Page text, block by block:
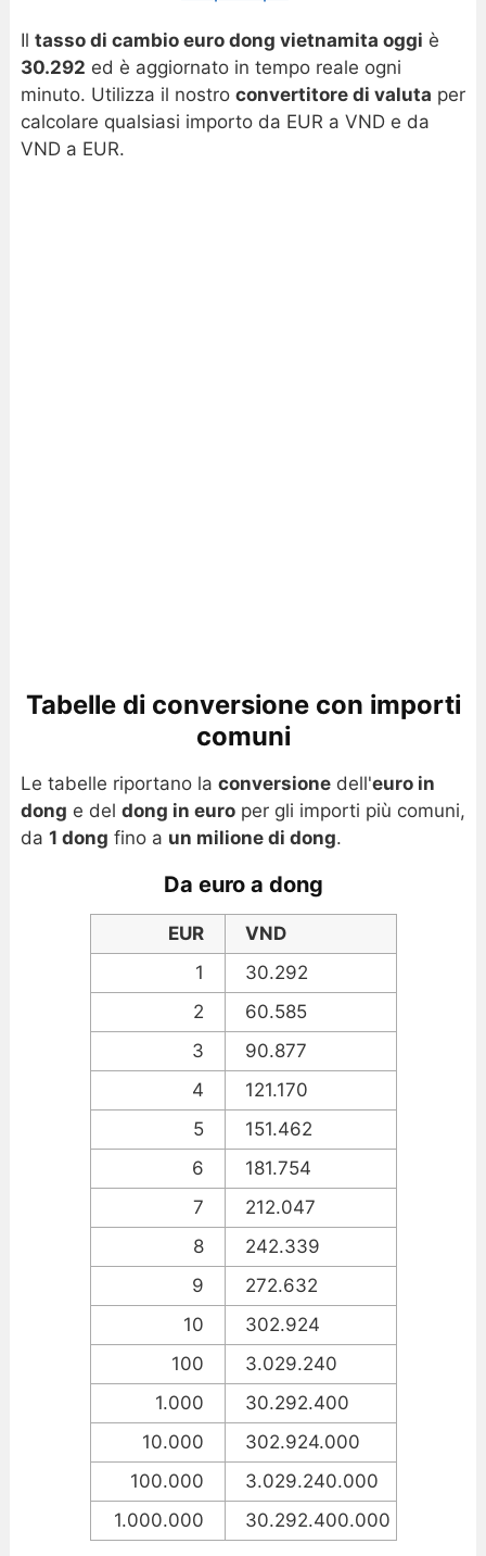
Cambio USD/VND in tempo reale
Grafico euro dong vietnamita
Il tasso di cambio euro dong vietnamita oggi è
30.292 ed è aggiornato in tempo reale ogni
minuto. Utilizza il nostro convertitore di valuta per
calcolare qualsiasi importo da EUR a VND e da
VND a EUR.
Tabelle di conversione con importi
comuni
Le tabelle riportano la conversionedell'euro in
dong e del dong in europer gli importi più comuni,
da 1 dong fino a un milione di dong.
Da euro a dong
EUR
VND
1
30.292
2
60.585
3
90.877
4
121.170
5
151.462
6
181.754
7
212.047
8
242.339
9
272.632
10
302.924
100
3.029.240
1.000
30.292.400
10.000
302.924.000
100.000
3.029.240.000
1.000.000
30.292.400.000